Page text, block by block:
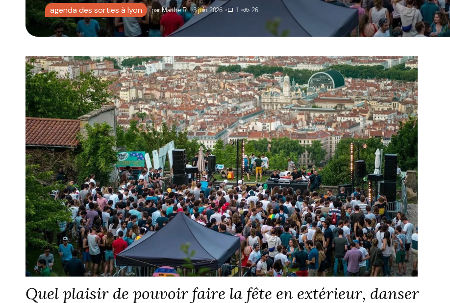
agenda des sorties à lyon par Marthe R. 3 juin 2026 1 26
Quel plaisir de pouvoir faire la fête en extérieur, danser